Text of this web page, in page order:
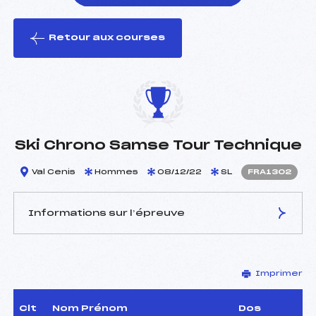
le ski
Retour aux courses
Ski Chrono Samse Tour Technique
Val Cenis Hommes 08/12/22 SL FRA1302
Informations sur l’épreuve
CROSETTI PAOLO (ITA)
Arbitre :
MARTIN PHILIPPE (FRA)
Assistant :
Imprimer
Clt Nom Prénom Dos